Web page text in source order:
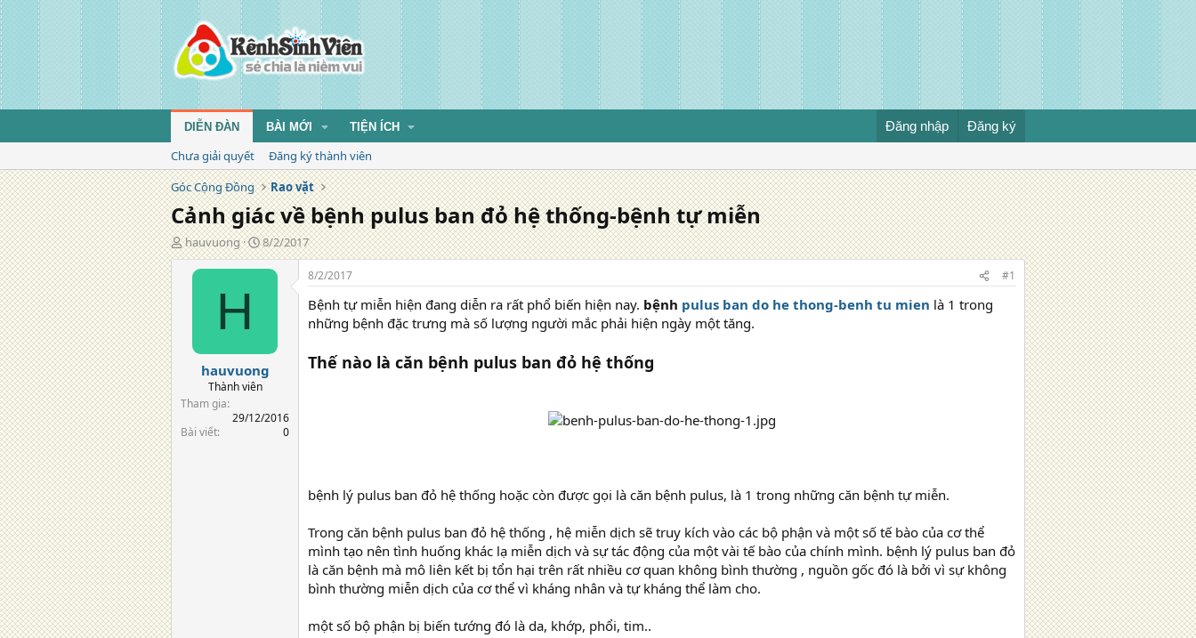
DIỄN ĐÀN BÀI MỚI TIỆN ÍCH Đăng nhập Đăng ký
Chưa giải quyết
Đăng ký thành viên
Góc Cộng Đồng
Rao vặt
Cảnh giác về bệnh pulus ban đỏ hệ thống-bệnh tự miễn
T
á
hauvuong
N
g
à
g
8/2/2017
H
hauvuong
Thành viên
Tham gia
29/12/2016
Bài viết
0
8/2/2017 #1
Bệnh tự miễn hiện đang diễn ra rất phổ biến hiện nay. bệnh pulus ban do he thong-benh tu mien là 1 trong
những bệnh đặc trưng mà số lượng người mắc phải hiện ngày một tăng.
Thế nào là căn bệnh pulus ban đỏ hệ thống
bệnh lý pulus ban đỏ hệ thống hoặc còn được gọi là căn bệnh pulus, là 1 trong những căn bệnh tự miễn.
Trong căn bệnh pulus ban đỏ hệ thống , hệ miễn dịch sẽ truy kích vào các bộ phận và một số tế bào của cơ thể
mình tạo nên tình huống khác lạ miễn dịch và sự tác động của một vài tế bào của chính mình. bệnh lý pulus ban đỏ
là căn bệnh mà mô liên kết bị tổn hại trên rất nhiều cơ quan không bình thường , nguồn gốc đó là bởi vì sự không
bình thường miễn dịch của cơ thể vì kháng nhân và tự kháng thể làm cho.
một số bộ phận bị biến tướng đó là da, khớp, phổi, tim..